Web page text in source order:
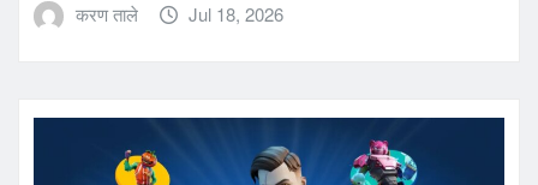
करण ताले Jul 18, 2026